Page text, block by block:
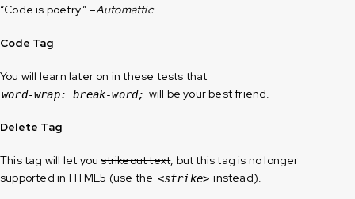
“Code is poetry.” –Automattic
Code Tag
You will learn later on in these tests that
word-wrap: break-word; will be your best friend.
Delete Tag
This tag will let youstrikeout text, but this tag is no longer
supported in HTML5 (use the <strike> instead).